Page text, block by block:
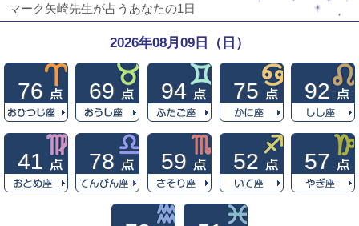
マーク矢崎先生が占うあなたの1日
2026年08月09日（日）
76 69 94 75 92
41 78 59 52 57